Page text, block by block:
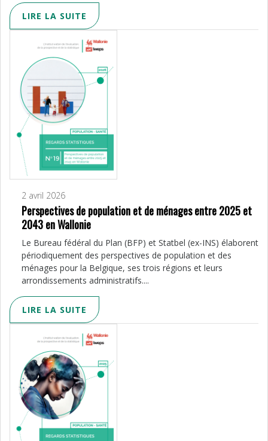
LIRE LA SUITE
2 avril 2026
Perspectives de population et de ménages entre 2025 et
2043 en Wallonie
Le Bureau fédéral du Plan (BFP) et Statbel (ex-INS) élaborent
périodiquement des perspectives de population et des
ménages pour la Belgique, ses trois régions et leurs
arrondissements administratifs....
LIRE LA SUITE